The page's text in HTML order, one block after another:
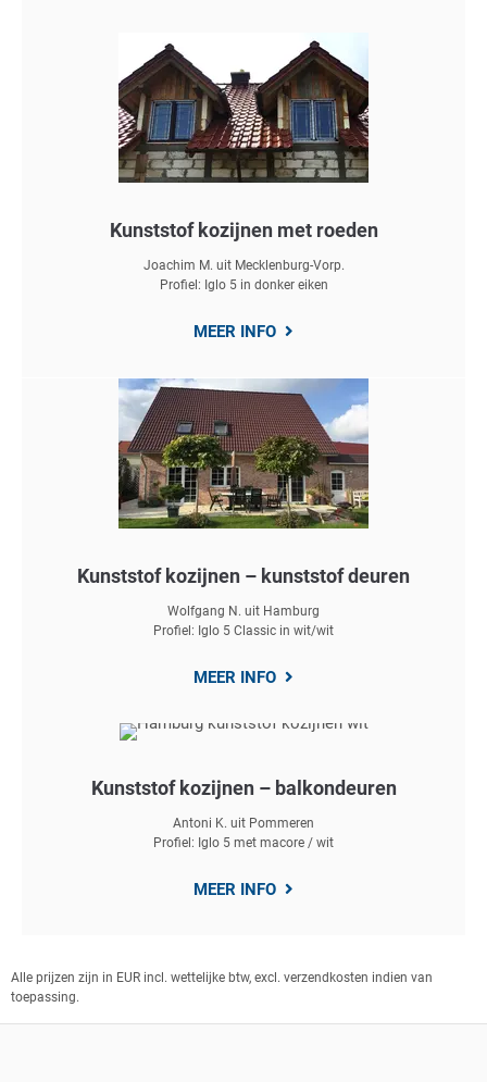
Kunststof kozijnen met roeden
Joachim M. uit Mecklenburg-Vorp.
Profiel: Iglo 5 in donker eiken
MEER INFO
Kunststof kozijnen – kunststof deuren
Wolfgang N. uit Hamburg
Profiel: Iglo 5 Classic in wit/wit
MEER INFO
Kunststof kozijnen – balkondeuren
Antoni K. uit Pommeren
Profiel: Iglo 5 met macore / wit
MEER INFO
Alle prijzen zijn in EUR incl. wettelijke btw, excl. verzendkosten indien van
toepassing.